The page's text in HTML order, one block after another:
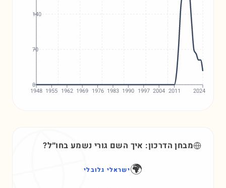
1948 1955 1962 1969 1976 1983 1990 1997 2004 2011 2024
0
70
140
מבחן הדרכון: איך השם גורי נשמע בחו״ל?
🌍ישראלי גלובלי